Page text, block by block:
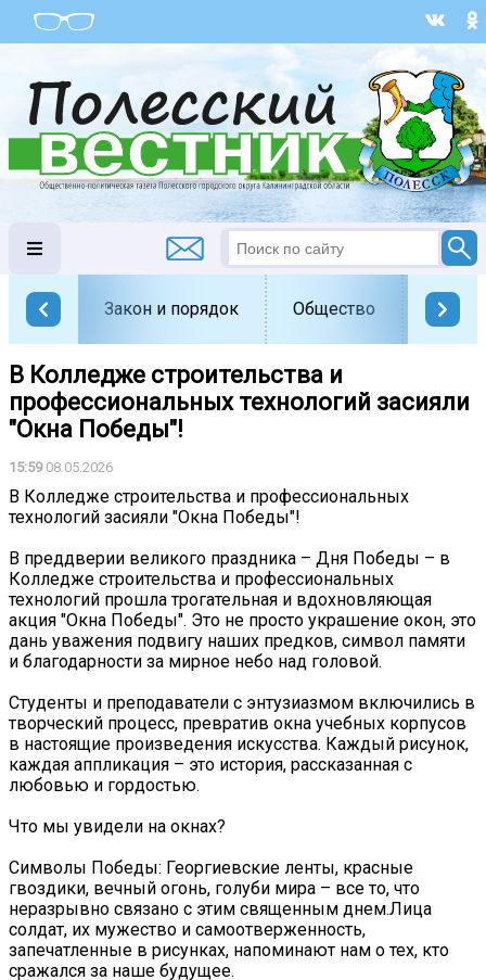
Закон и порядок Общество
В Колледже строительства и
профессиональных технологий засияли
"Окна Победы"!
15:5908.05.2026
В Колледже строительства и профессиональных
технологий засияли "Окна Победы"!
В преддверии великого праздника – Дня Победы – в
Колледже строительства и профессиональных
технологий прошла трогательная и вдохновляющая
акция "Окна Победы". Это не просто украшение окон, это
дань уважения подвигу наших предков, символ памяти
и благодарности за мирное небо над головой.
Студенты и преподаватели с энтузиазмом включились в
творческий процесс, превратив окна учебных корпусов
в настоящие произведения искусства. Каждый рисунок,
каждая аппликация – это история, рассказанная с
любовью и гордостью.
Что мы увидели на окнах?
Символы Победы: Георгиевские ленты, красные
гвоздики, вечный огонь, голуби мира – все то, что
неразрывно связано с этим священным днем.Лица
солдат, их мужество и самоотверженность,
запечатленные в рисунках, напоминают нам о тех, кто
сражался за наше будущее.